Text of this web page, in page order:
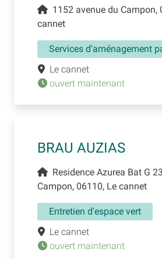
1152 avenue du Campon,
cannet
Services d'aménagement
Le cannet
ouvert maintenant
BRAU AUZIAS
Residence Azurea Bat G
Campon, 06110, Le cannet
Entretien d'espace vert
Le cannet
ouvert maintenant